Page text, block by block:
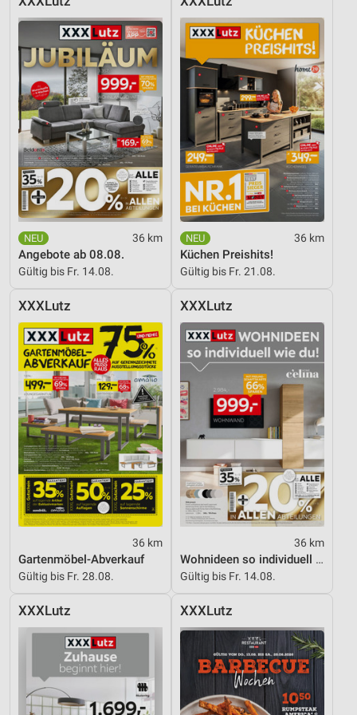
36 km
Angebote ab 08.08.
Gültig bis Fr. 14.08.
36 km
Küchen Preishits!
Gültig bis Fr. 21.08.
XXXLutz
36 km
Gartenmöbel-Abverkauf
Gültig bis Fr. 28.08.
XXXLutz
36 km
Wohnideen so individuell wie du!
Gültig bis Fr. 14.08.
XXXLutz XXXLutz
personalisierter Inhalte
Messung der Werbeleistung
Messung der Performance von Inhalten
Analyse von Zielgruppen durch Statistiken oder
Kombinationen von Daten aus verschiedenen
Quellen
Entwicklung und Verbesserung der Angebote
Verwendung reduzierter Daten zur Auswahl von
Inhalten
IAB-Besonderheiten:
Verwendung genauer Standortdaten
Informationen identifizieren
Nicht-IAB-Verarbeitungszwecke:
Notwendig
Performance
Funktional
Werbung